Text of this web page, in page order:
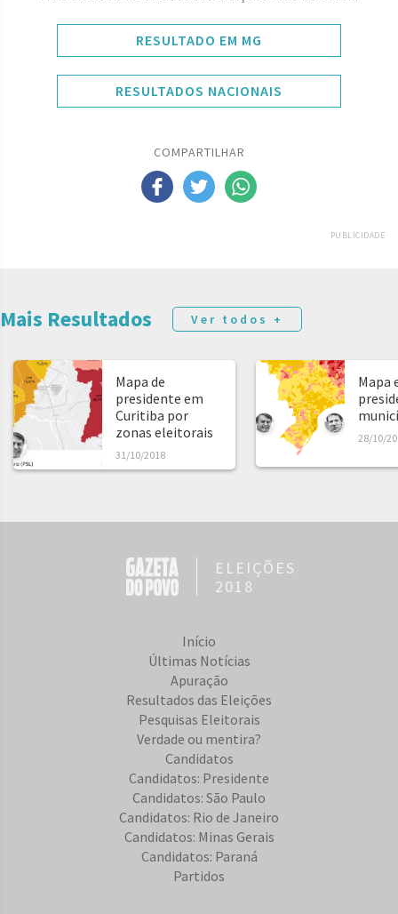
RESULTADO EM MG
RESULTADOS NACIONAIS
COMPARTILHAR
PUBLICIDADE
Mais Resultados Ver todos +
Mapa de
presidente em
Curitiba por
zonas eleitorais
31/10/2018
Mapa
28/10/
ELEIÇÕES
2018
Início
Últimas Notícias
Apuração
Resultados das Eleições
Pesquisas Eleitorais
Verdade ou mentira?
Candidatos
Candidatos: Presidente
Candidatos: São Paulo
Candidatos: Rio de Janeiro
Candidatos: Minas Gerais
Candidatos: Paraná
Partidos